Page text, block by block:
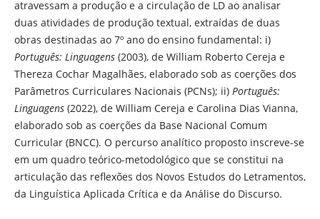
atravessam a produção e a circulação de LD ao analisar
duas atividades de produção textual, extraídas de duas
obras destinadas ao 7º ano do ensino fundamental: i)
Português: Linguagens(2003), de William Roberto Cereja e
Thereza Cochar Magalhães, elaborado sob as coerções dos
Parâmetros Curriculares Nacionais (PCNs); ii) Português:
Linguagens(2022), de William Cereja e Carolina Dias Vianna,
elaborado sob as coerções da Base Nacional Comum
Curricular (BNCC). O percurso analítico proposto inscreve-se
em um quadro teórico-metodológico que se constitui na
articulação das reflexões dos Novos Estudos do Letramentos,
da Linguística Aplicada Crítica e da Análise do Discurso.